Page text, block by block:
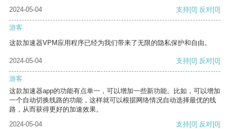
2024-05-04 支持[0] 反对[0]
游客
这款加速器VPM应用程序已经为我们带来了无限的隐私保护和自由。
2024-05-04 支持[0] 反对[0]
游客
这款加速器app的功能有点单一，可以增加一些新功能。比如，可以增加
一个自动切换线路的功能，这样就可以根据网络情况自动选择最优的线
路，从而获得更好的加速效果。
2024-05-04
支持[0] 反对[0]